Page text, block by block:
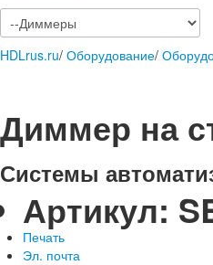
HDLrus.ru/ Оборудование/
Диммер на
Системы
Артикул:
Печать
Эл. почта